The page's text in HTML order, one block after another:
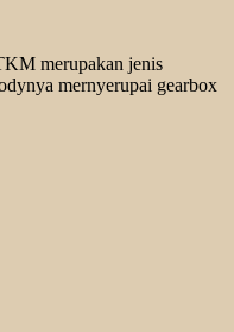
merupakan jenis
mernyerupai gearbox